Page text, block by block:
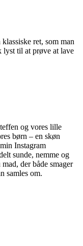
ret, som man
lyst til at prøve at lave
og vores lille
børn – en skøn
Instagram
sunde, nemme og
der både smager
samles om.